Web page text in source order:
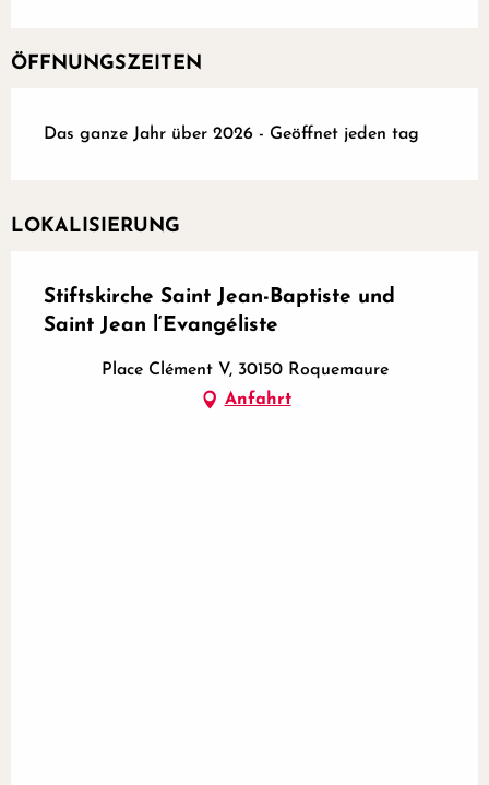
ÖFFNUNGSZEITEN
Das ganze Jahr über 2026 - Geöffnet jeden tag
LOKALISIERUNG
Stiftskirche Saint Jean-Baptiste und
Saint Jean l‘Evangéliste
Place Clément V, 30150 Roquemaure
Anfahrt